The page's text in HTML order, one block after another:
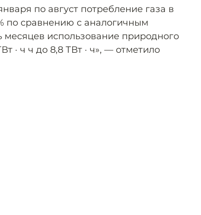
по август потребление газа в
по сравнению с аналогичным
месяцев использование природного
· ч ч до 8,8 ТВт · ч», — отметило